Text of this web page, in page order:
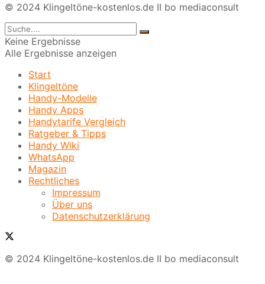
© 2024 Klingeltöne-kostenlos.de II bo mediaconsult
Keine Ergebnisse
Alle Ergebnisse anzeigen
Start
Klingeltöne
Handy-Modelle
Handy Apps
Handytarife Vergleich
Ratgeber & Tipps
Handy Wiki
WhatsApp
Magazin
Rechtliches
Impressum
Über uns
Datenschutzerklärung
© 2024 Klingeltöne-kostenlos.de II bo mediaconsult